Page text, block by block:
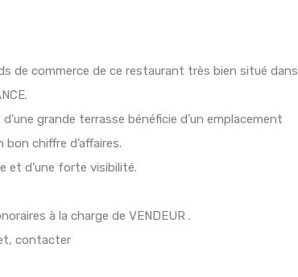
de commerce de ce restaurant très bien situé dans
grande terrasse bénéficie d’un emplacement
chiffre d’affaires.
et d’une forte visibilité.
à la charge de VENDEUR .
contacter